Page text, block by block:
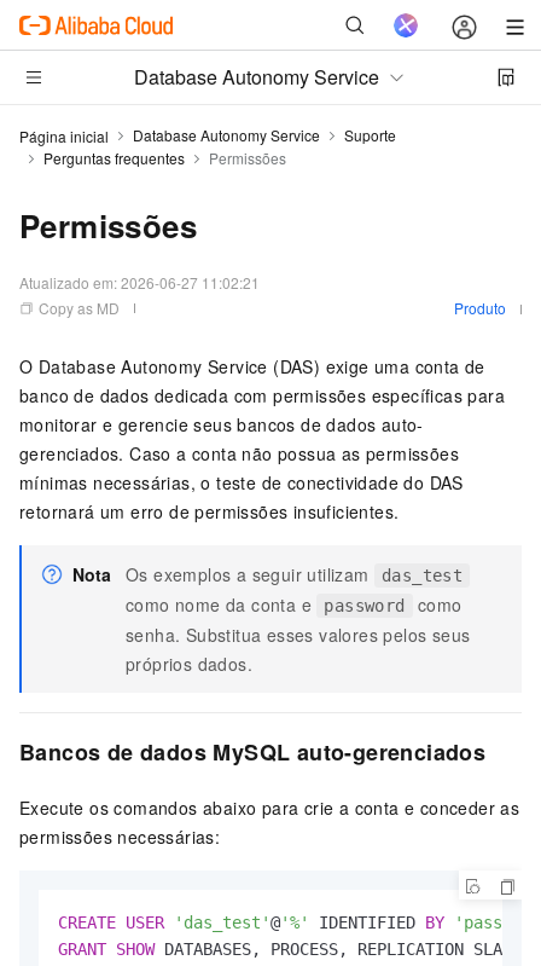
Database Autonomy Service
Página inicial Database Autonomy Service
Suporte
Perguntas frequentes
Permissões
Permissões
Atualizado em:2026-06-27 11:02:21
Copy as MD
Produto
O Database Autonomy Service (DAS) exige uma conta de
banco de dados dedicada com permissões específicas para
monitorar e gerencie seus bancos de dados auto-
gerenciados. Caso a conta não possua as permissões
mínimas necessárias, o teste de conectividade do DAS
retornará um erro de permissões insuficientes.
Nota Os exemplos a seguir utilizam das_test
como nome da conta e password
como
senha. Substitua esses valores pelos seus
próprios dados.
Bancos de dados MySQL auto-gerenciados
Execute os comandos abaixo para crie a conta e conceder as
permissões necessárias:
CREATE USER 'das_test'@'%' IDENTIFIED BY
GRANT SHOW DATABASES, PROCESS, REPLICATION